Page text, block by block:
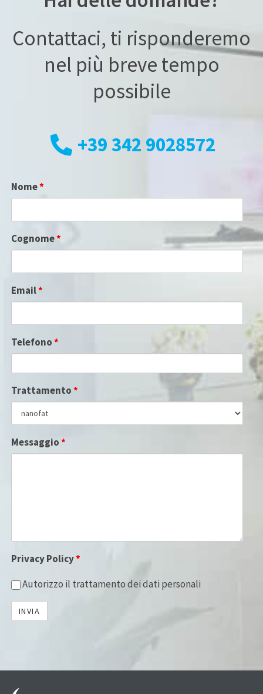
Contattaci, ti risponderemo
nel più breve tempo
possibile
+39 342 9028572
Nome*
Cognome*
Email*
Telefono*
Trattamento*
Messaggio*
Privacy Policy*
Autorizzo il trattamento dei dati personali